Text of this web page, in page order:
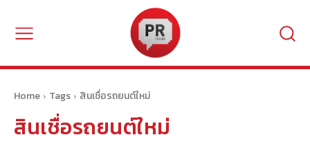
Home Tags สินเชื่อรถยนต์ใหม่
สินเชื่อรถยนต์ใหม่